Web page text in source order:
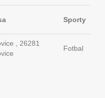
Sporty
, 26281
Fotbal